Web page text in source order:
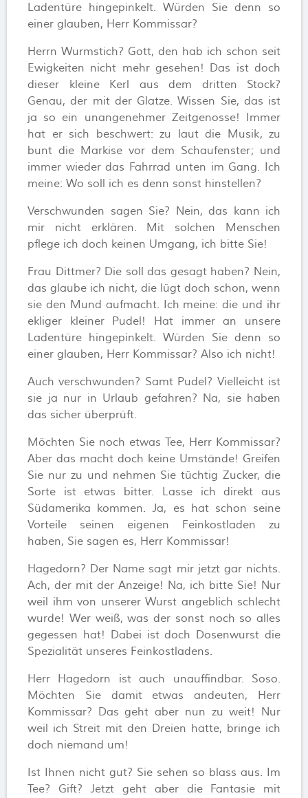
Ladentüre hingepinkelt. Würden Sie denn so
einer glauben, Herr Kommissar?
Herrn Wurmstich? Gott, den hab ich schon seit
Ewigkeiten nicht mehr gesehen! Das ist doch
dieser kleine Kerl aus dem dritten Stock?
Genau, der mit der Glatze. Wissen Sie, das ist
ja so ein unangenehmer Zeitgenosse! Immer
hat er sich beschwert: zu laut die Musik, zu
bunt die Markise vor dem Schaufenster; und
immer wieder das Fahrrad unten im Gang. Ich
meine: Wo soll ich es denn sonst hinstellen?
Verschwunden sagen Sie? Nein, das kann ich
mir nicht erklären. Mit solchen Menschen
pflege ich doch keinen Umgang, ich bitte Sie!
Frau Dittmer? Die soll das gesagt haben? Nein,
das glaube ich nicht, die lügt doch schon, wenn
sie den Mund aufmacht. Ich meine: die und ihr
ekliger kleiner Pudel! Hat immer an unsere
Ladentüre hingepinkelt. Würden Sie denn so
einer glauben, Herr Kommissar? Also ich nicht!
Auch verschwunden? Samt Pudel? Vielleicht ist
sie ja nur in Urlaub gefahren? Na, sie haben
das sicher überprüft.
Möchten Sie noch etwas Tee, Herr Kommissar?
Aber das macht doch keine Umstände! Greifen
Sie nur zu und nehmen Sie tüchtig Zucker, die
Sorte ist etwas bitter. Lasse ich direkt aus
Südamerika kommen. Ja, es hat schon seine
Vorteile seinen eigenen Feinkostladen zu
haben, Sie sagen es, Herr Kommissar!
Hagedorn? Der Name sagt mir jetzt gar nichts.
Ach, der mit der Anzeige! Na, ich bitte Sie! Nur
weil ihm von unserer Wurst angeblich schlecht
wurde! Wer weiß, was der sonst noch so alles
gegessen hat! Dabei ist doch Dosenwurst die
Spezialität unseres Feinkostladens.
Herr Hagedorn ist auch unauffindbar. Soso.
Möchten Sie damit etwas andeuten, Herr
Kommissar? Das geht aber nun zu weit! Nur
weil ich Streit mit den Dreien hatte, bringe ich
doch niemand um!
Ist Ihnen nicht gut? Sie sehen so blass aus. Im
Tee? Gift? Jetzt geht aber die Fantasie mit